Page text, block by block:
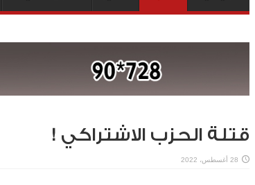
قتلة الحزب الاشتراكي !
28 أغسطس، 2022